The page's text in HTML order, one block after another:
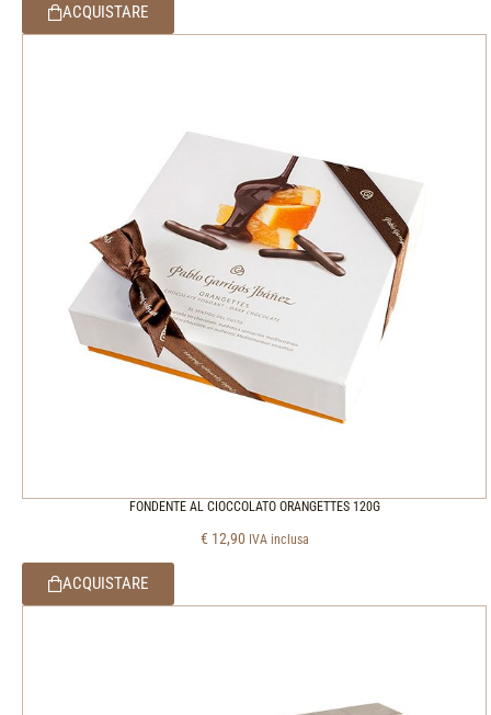
ACQUISTARE
FONDENTE AL CIOCCOLATO ORANGETTES 120G
€ 12,90 IVA inclusa
ACQUISTARE